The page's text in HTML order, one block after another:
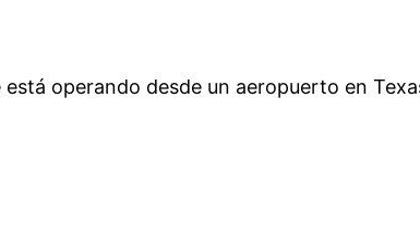
operando desde un aeropuerto en